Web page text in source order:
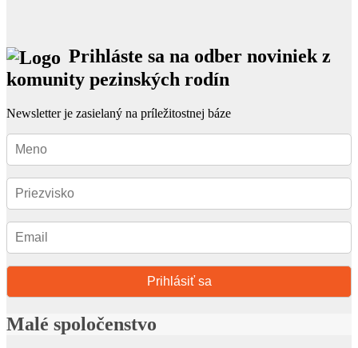
Prihláste sa na odber noviniek z
komunity pezinských rodín
Newsletter je zasielaný na príležitostnej báze
Prihlásiť sa
Malé spoločenstvo